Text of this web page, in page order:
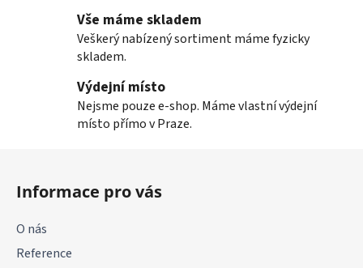
Vše máme skladem
Veškerý nabízený sortiment máme fyzicky
skladem.
Výdejní místo
Nejsme pouze e-shop. Máme vlastní výdejní
místo přímo v Praze.
Informace pro vás
O nás
Reference